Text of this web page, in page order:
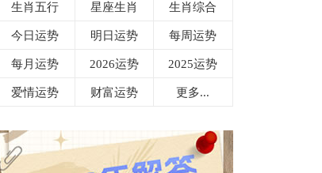
生肖五行 星座生肖 生肖综合
今日运势 明日运势 每周运势
每月运势 2026运势 2025运势
爱情运势 财富运势 更多...